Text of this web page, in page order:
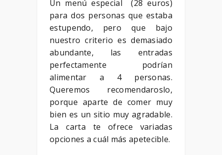
Un menú especial (28 euros)
para dos personas que estaba
estupendo, pero que bajo
nuestro criterio es demasiado
abundante, las entradas
perfectamente podrían
alimentar a 4 personas.
Queremos recomendaroslo,
porque aparte de comer muy
bien es un sitio muy agradable.
La carta te ofrece variadas
opciones a cuál más apetecible.